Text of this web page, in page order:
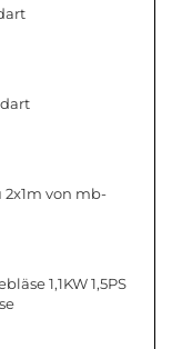
von mb-
1,1KW 1,5PS